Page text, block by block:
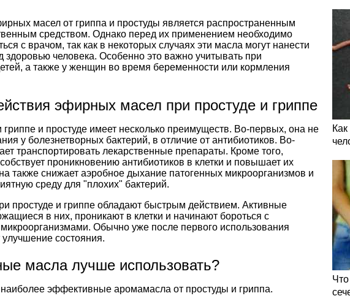
масел от гриппа и простуды является распространенным
средством. Однако перед их применением необходимо
с врачом, так как в некоторых случаях эти масла могут нанести
здоровью человека. Особенно это важно учитывать при
а также у женщин во время беременности или кормления
эфирных масел при простуде и гриппе
и простуде имеет несколько преимуществ. Во-первых, она не
у болезнетворных бактерий, в отличие от антибиотиков. Во-
транспортировать лекарственные препараты. Кроме того,
проникновению антибиотиков в клетки и повышает их
также снижает аэробное дыхание патогенных микроорганизмов и
среду для "плохих" бактерий.
простуде и гриппе обладают быстрым действием. Активные
в них, проникают в клетки и начинают бороться с
Обычно уже после первого использования
улучшение состояния.
масла лучше использовать?
эффективные аромамасла от простуды и гриппа.